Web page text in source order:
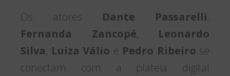
Os atores Dante Passarelli,
Fernanda Zancopé, Leonardo
Silva, Luiza Válio e Pedro Ribeiro se
conectam com a plateia digital